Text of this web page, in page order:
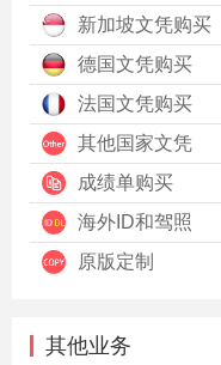
新加坡文凭购买
德国文凭购买
法国文凭购买
其他国家文凭
成绩单购买
海外ID和驾照
原版定制
其他业务